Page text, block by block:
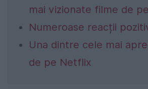
mai vizionate filme de
Numeroase reacții
Una dintre cele mai
de pe Netflix